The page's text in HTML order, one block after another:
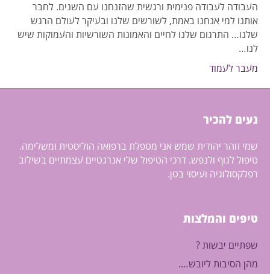
העבודה לעבודה פנימית ורגשית שהזנחנו עם השנים. לחבר
אותנו למי אנחנו באמת, לשורשים שלנו ובעיקר לעולם הרגש
שלנו… התרגום שלנו לחיים והאמונות השורשיות והעמוקות שיש
לנו…
מעבר לעמוד
נעים להכיר
שמי זוהר יהודית שמש אני מטפלת ברפואה הוליסטית ומשלימה.
טיפול לגוף ולנפש. דרכי הטיפול שלי אנרגטיים עצמתיים בשילוב
רפלקסולוגיה ועיסוי בטן.
טיפים והמלצות
שפתיים יבשות ?
מהן הסיבות ליובש….